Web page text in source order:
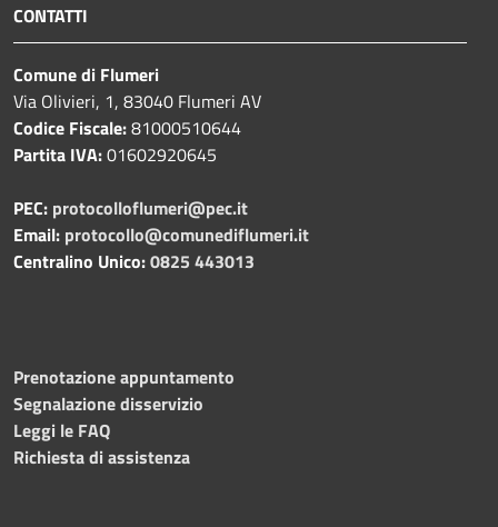
CONTATTI
Comune di Flumeri
Via Olivieri, 1, 83040 Flumeri AV
Codice Fiscale:81000510644
Partita IVA:01602920645
PEC: protocolloflumeri@pec.it
Email: protocollo@comunediflumeri.it
Centralino Unico:0825 443013
Prenotazione appuntamento
Segnalazione disservizio
Leggi le FAQ
Richiesta di assistenza